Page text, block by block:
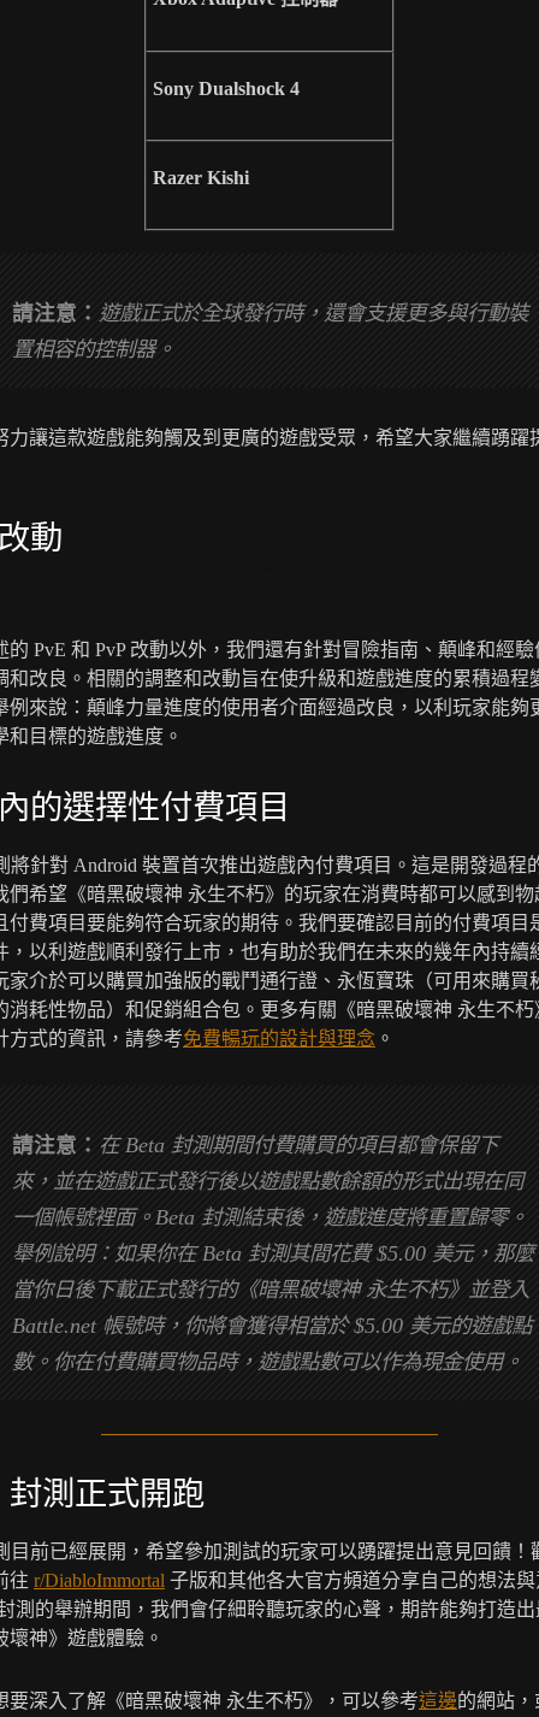
Sony Dualshock 4
Razer Kishi
請注意： 遊戲正式於全球發行時，還會支援更多與行動裝
置相容的控制器。
力讓這款遊戲能夠觸及到更廣的遊戲受眾，希望大家繼續踴躍
動
的 PvE 和 PvP 改動以外，我們還有針對冒險指南、顛峰和經
和改良。相關的調整和改動旨在使升級和遊戲進度的累積過程
例來說：顛峰力量進度的使用者介面經過改良，以利玩家能夠
和目標的遊戲進度。
的選擇性付費項目
將針對 Android 裝置首次推出遊戲內付費項目。這是開發過程
們希望《暗黑破壞神 永生不朽》的玩家在消費時都可以感到物
付費項目要能夠符合玩家的期待。我們要確認目前的付費項目
，以利遊戲順利發行上市，也有助於我們在未來的幾年內持續
家介於可以購買加強版的戰鬥通行證、永恆寶珠（可用來購買
消耗性物品）和促銷組合包。更多有關《暗黑破壞神 永生不朽
方式的資訊，請參考免費暢玩的設計與理念 。
請注意： 在 Beta 封測期間付費購買的項目都會保留下
來，並在遊戲正式發行後以遊戲點數餘額的形式出現在同
一個帳號裡面。Beta 封測結束後，遊戲進度將重置歸零。
舉例說明：如果你在 Beta 封測其間花費 $5.00 美元，那麼
當你日後下載正式發行的《暗黑破壞神 永生不朽》並登入
Battle.net 帳號時，你將會獲得相當於 $5.00 美元的遊戲點
數。你在付費購買物品時，遊戲點數可以作為現金使用。
測正式開跑
目前已經展開，希望參加測試的玩家可以踴躍提出意見回饋！
往 r/DiabloImmortal 子版和其他各大官方頻道分享自己的想法
測的舉辦期間，我們會仔細聆聽玩家的心聲，期許能夠打造
壞神》遊戲體驗。
要深入了解《暗黑破壞神 永生不朽》，可以參考這邊的網站